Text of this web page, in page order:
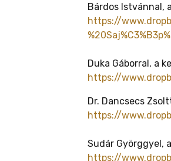
Bárdos Istvánnal,
https://
Duka Gáborral, a
https://
Dr. Dancsecs
https://
Sudár Györggyel,
https://